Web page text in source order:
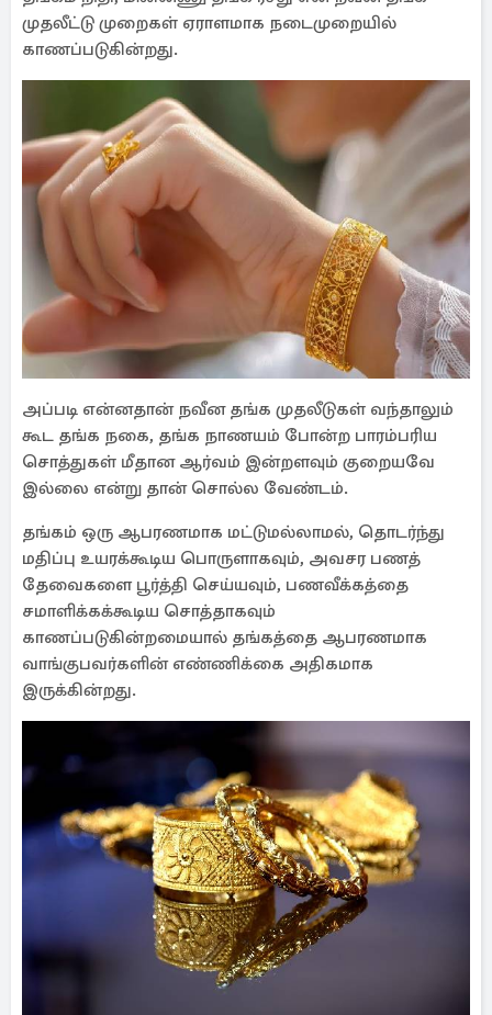
முதலீட்டு முறைகள் ஏராளமாக நடைமுறையில்
காணப்படுகின்றது.
அப்படி என்னதான் நவீன தங்க முதலீடுகள் வந்தாலும்
கூட தங்க நகை, தங்க நாணயம் போன்ற பாரம்பரிய
சொத்துகள் மீதான ஆர்வம் இன்றளவும் குறையவே
இல்லை என்று தான் சொல்ல வேண்டம்.
தங்கம் ஒரு ஆபரணமாக மட்டுமல்லாமல், தொடர்ந்து
மதிப்பு உயரக்கூடிய பொருளாகவும், அவசர பணத்
தேவைகளை பூர்த்தி செய்யவும், பணவீக்கத்தை
சமாளிக்கக்கூடிய சொத்தாகவும்
காணப்படுகின்றமையால் தங்கத்தை ஆபரணமாக
வாங்குபவர்களின் எண்ணிக்கை அதிகமாக
இருக்கின்றது.